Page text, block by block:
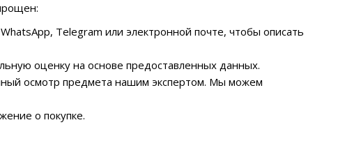
Telegram или электронной почте, чтобы описать
оценку на основе предоставленных данных.
осмотр предмета нашим экспертом. Мы можем
о покупке.